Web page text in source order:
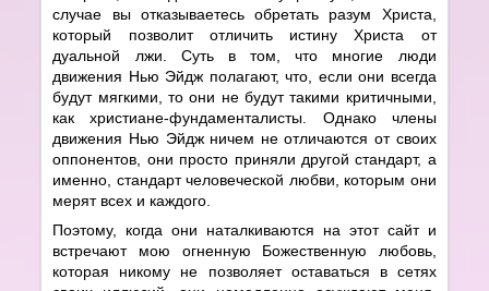
случае вы отказываетесь обретать разум Христа,
который позволит отличить истину Христа от
дуальной лжи. Суть в том, что многие люди
движения Нью Эйдж полагают, что, если они всегда
будут мягкими, то они не будут такими критичными,
как христиане-фундаменталисты. Однако члены
движения Нью Эйдж ничем не отличаются от своих
оппонентов, они просто приняли другой стандарт, а
именно, стандарт человеческой любви, которым они
мерят всех и каждого.
Поэтому, когда они наталкиваются на этот сайт и
встречают мою огненную Божественную любовь,
которая никому не позволяет оставаться в сетях